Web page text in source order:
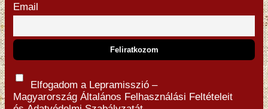
Email
Elfogadom a Lepramisszió –
Magyarország Általános Felhasználási Feltételeit